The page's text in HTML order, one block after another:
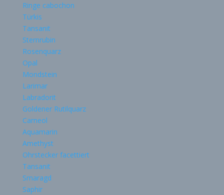
Ringe cabochon
Türkis
Tansanit
Sternrubin
Rosenquarz
Opal
Mondstein
Larimar
Labradorit
Goldener Rutilquarz
Carneol
Aquamarin
Amethyst
Ohrstecker facettiert
Tansanit
Smaragd
Saphir